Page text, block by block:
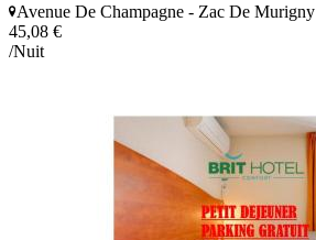
Avenue De Champagne - Zac De Murigny
45,08 €
/Nuit